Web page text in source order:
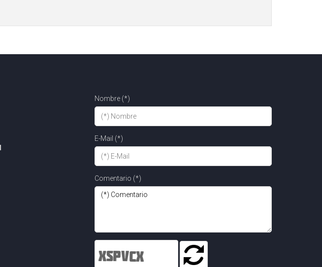
Nombre (*)
E-Mail (*)
Comentario (*)